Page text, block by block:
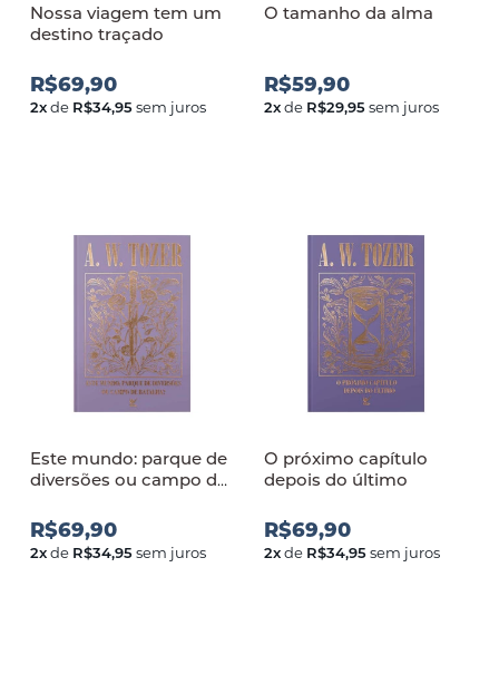
Nossa viagem tem um
destino traçado
R$69,90
2xde R$34,95sem juros
O tamanho da alma
R$59,90
2xde R$29,95sem juros
Este mundo: parque de
diversões ou campo de
R$69,90
2xde R$34,95sem juros
O próximo capítulo
depois do último
R$69,90
2xde R$34,95sem juros